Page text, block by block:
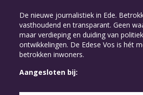
De nieuwe journalistiek in Ede.
vasthoudend en transparant. Geen
maar verdieping en duiding van
ontwikkelingen. De Edese Vos is hét
betrokken inwoners.
Aangesloten bij: